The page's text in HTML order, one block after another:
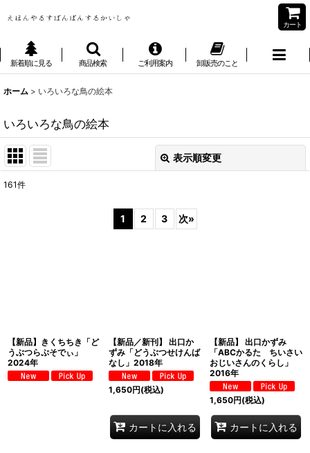
カート
新着順に見る 商品検索 ご利用案内 卸販売のこと
ホーム > いろいろな鳥の絵本
いろいろな鳥の絵本
表示順変更
161件
1 2 3 次»
【新品】きくちちき「ど
うぶつらぷそでぃ」
2024年
【新品／新刊】 出口か
ずみ「どうぶつせけんば
なし」2018年
1,650円(税込)
カートに入れる
【新品】 出口かずみ
「ABCかるた ちいさい
おじいさんのくらし」
2016年
1,650円(税込)
カートに入れる